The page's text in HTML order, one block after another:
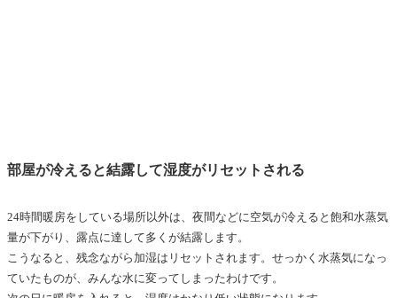
部屋が冷えると結露して湿度がリセットされる
24時間暖房をしている場所以外は、夜間などに空気が冷えると飽和水蒸気
量が下がり、露点に達して多くが結露します。
こうなると、残念ながら加湿はリセットされます。せっかく水蒸気になっ
ていたものが、みんな水に変ってしまったわけです。